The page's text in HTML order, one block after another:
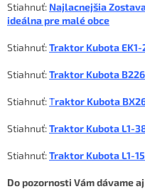
Stiahnuť: Najlacnejšia
ideálna pre malé obce
Stiahnuť:Traktor Kubota
Stiahnuť:Traktor Kubota
Stiahnuť:Traktor Kubota
Stiahnuť:Traktor Kubota L1-
Stiahnuť:Traktor Kubota L1-
Do pozornosti Vám dávame